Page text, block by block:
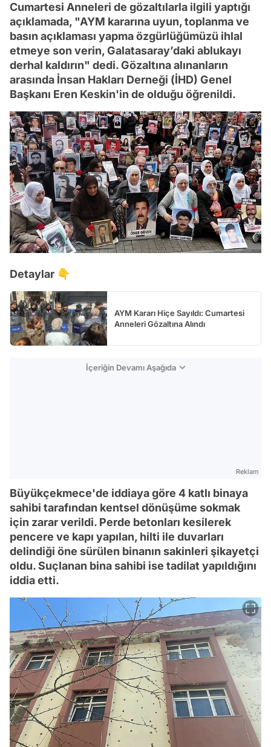
Cumartesi Anneleri de gözaltılarla ilgili yaptığı
açıklamada, "AYM kararına uyun, toplanma ve
basın açıklaması yapma özgürlüğümüzü ihlal
etmeye son verin, Galatasaray’daki ablukayı
derhal kaldırın" dedi. Gözaltına alınanların
arasında İnsan Hakları Derneği (İHD) Genel
Başkanı Eren Keskin'in de olduğu öğrenildi.
Detaylar 👇
AYM Kararı Hiçe Sayıldı: Cumartesi
Anneleri Gözaltına Alındı
İçeriğin Devamı Aşağıda
Reklam
Büyükçekmece'de iddiaya göre 4 katlı binaya
sahibi tarafından kentsel dönüşüme sokmak
için zarar verildi. Perde betonları kesilerek
pencere ve kapı yapılan, hilti ile duvarları
delindiği öne sürülen binanın sakinleri şikayetçi
oldu. Suçlanan bina sahibi ise tadilat yapıldığını
iddia etti.